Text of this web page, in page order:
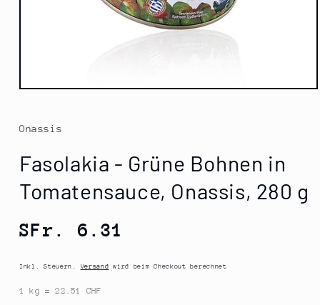
Medien
Modal
öffnen
Onassis
Fasolakia - Grüne Bohnen in
Tomatensauce, Onassis, 280 g
Normaler
SFr. 6.31
Inkl. Steuern.Versand wird beim Checkout berechnet
1 kg = 22.51 CHF